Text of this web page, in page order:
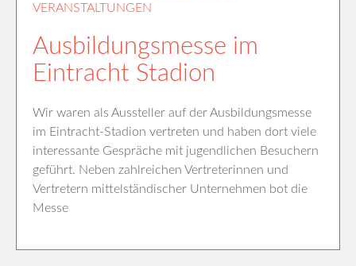
VERANSTALTUNGEN
Ausbildungsmesse im
Eintracht Stadion
Wir waren als Aussteller auf der Ausbildungsmesse
im Eintracht-Stadion vertreten und haben dort viele
interessante Gespräche mit jugendlichen Besuchern
geführt. Neben zahlreichen Vertreterinnen und
Vertretern mittelständischer Unternehmen bot die
Messe